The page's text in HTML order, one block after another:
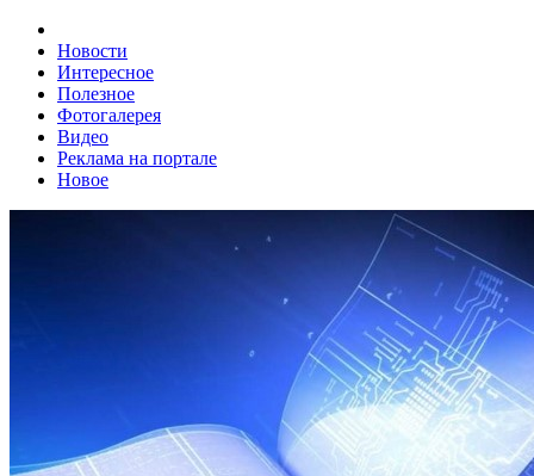
Новости
Интересное
Полезное
Фотогалерея
Видео
Реклама на портале
Новое